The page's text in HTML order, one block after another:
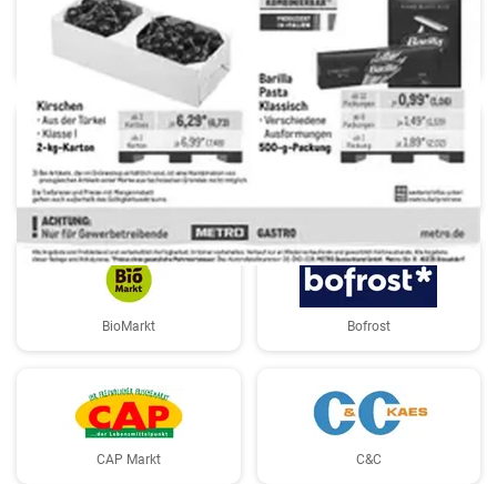
Aldi
Aldi Süd Benz Getränke
BioMarkt Bofrost
CAP Markt C&C